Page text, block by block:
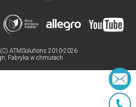
ATMSolutions 2010-2026
Fabryka w chmurach